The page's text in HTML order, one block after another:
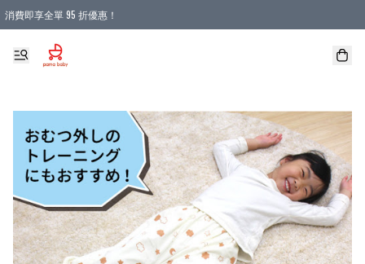
消費即享全單 95 折優惠！
購物滿 HKD 900.00即享免運費優惠！（適用於 本地送貨、本地取貨 )